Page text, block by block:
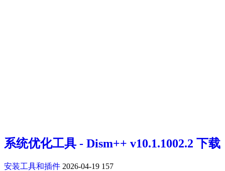
系统优化工具 - Dism++ v10.1.1002.2 下载
安装工具和插件 2026-04-19 157